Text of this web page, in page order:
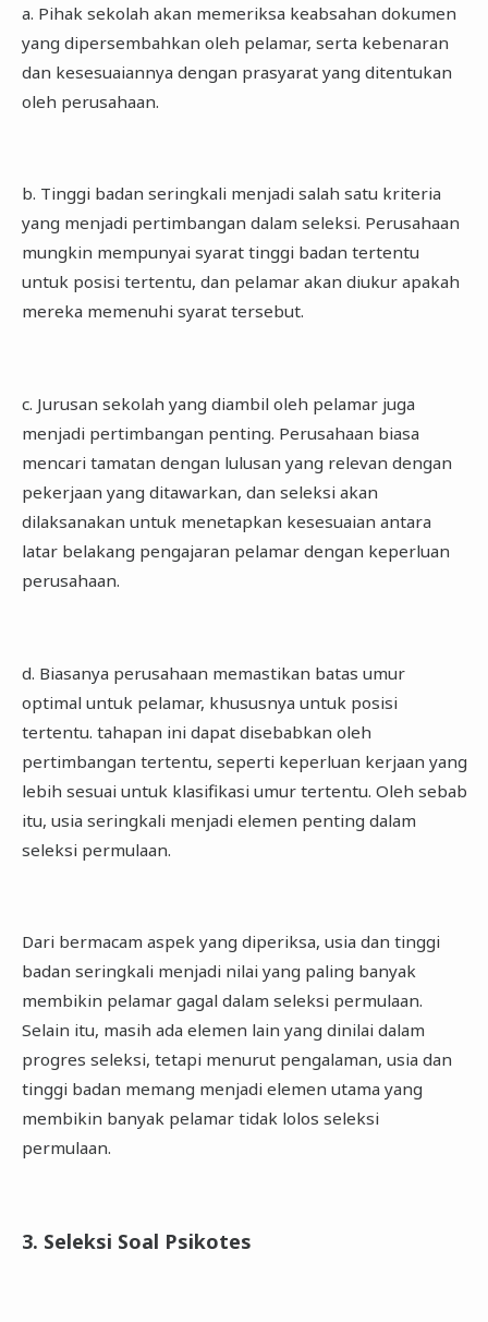
a. Pihak sekolah akan memeriksa keabsahan dokumen
yang dipersembahkan oleh pelamar, serta kebenaran
dan kesesuaiannya dengan prasyarat yang ditentukan
oleh perusahaan.
b. Tinggi badan seringkali menjadi salah satu kriteria
yang menjadi pertimbangan dalam seleksi. Perusahaan
mungkin mempunyai syarat tinggi badan tertentu
untuk posisi tertentu, dan pelamar akan diukur apakah
mereka memenuhi syarat tersebut.
c. Jurusan sekolah yang diambil oleh pelamar juga
menjadi pertimbangan penting. Perusahaan biasa
mencari tamatan dengan lulusan yang relevan dengan
pekerjaan yang ditawarkan, dan seleksi akan
dilaksanakan untuk menetapkan kesesuaian antara
latar belakang pengajaran pelamar dengan keperluan
perusahaan.
d. Biasanya perusahaan memastikan batas umur
optimal untuk pelamar, khususnya untuk posisi
tertentu. tahapan ini dapat disebabkan oleh
pertimbangan tertentu, seperti keperluan kerjaan yang
lebih sesuai untuk klasifikasi umur tertentu. Oleh sebab
itu, usia seringkali menjadi elemen penting dalam
seleksi permulaan.
Dari bermacam aspek yang diperiksa, usia dan tinggi
badan seringkali menjadi nilai yang paling banyak
membikin pelamar gagal dalam seleksi permulaan.
Selain itu, masih ada elemen lain yang dinilai dalam
progres seleksi, tetapi menurut pengalaman, usia dan
tinggi badan memang menjadi elemen utama yang
membikin banyak pelamar tidak lolos seleksi
permulaan.
3. Seleksi Soal Psikotes